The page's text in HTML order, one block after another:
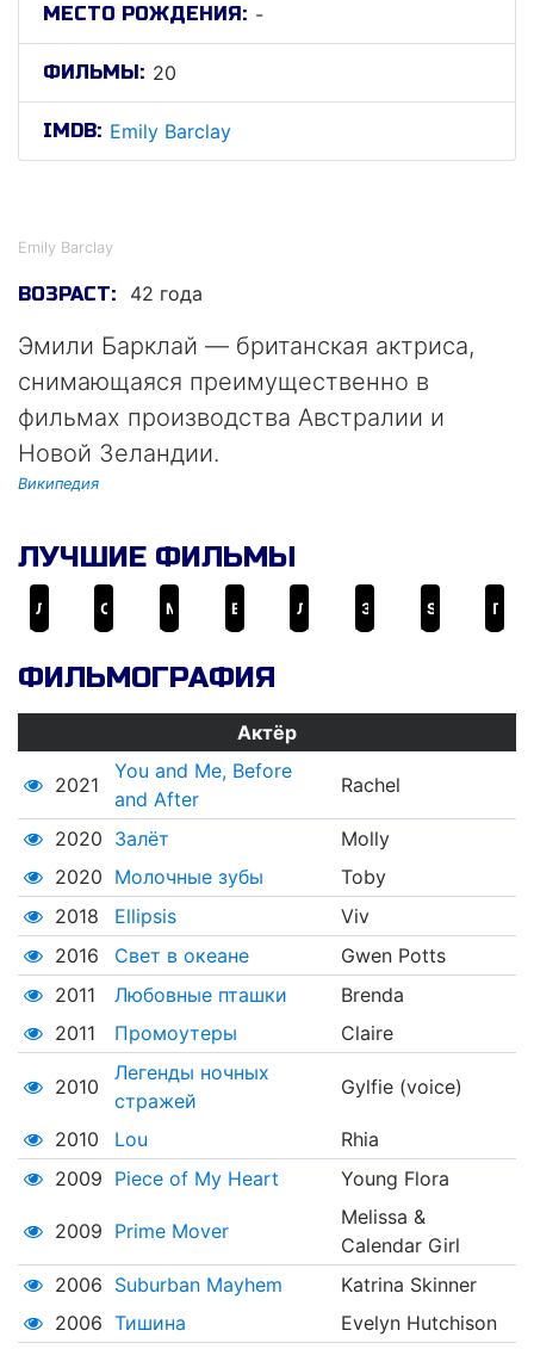
МЕСТО РОЖДЕНИЯ: -
ФИЛЬМЫ: 20
IMDB: Emily Barclay
Emily Barclay
ВОЗРАСТ: 42 года
Эмили Барклай — британская актриса,
снимающаяся преимущественно в
фильмах производства Австралии и
Новой Зеландии.
Википедия
ЛУЧШИЕ ФИЛЬМЫ
ФИЛЬМОГРАФИЯ
Актёр
2021
You and Me, Before
and After
Rachel
2020 Залёт
Molly
2020 Молочные зубы
Toby
2018
Ellipsis
Viv
2016
Свет в океане
Gwen Potts
2011
Любовные пташки
Brenda
2011
Промоутеры Claire
2010
Легенды ночных
стражей
Gylfie (voice)
2010 Lou
Rhia
2009 Piece of My Heart Young Flora
2009 Prime Mover
Melissa &
Calendar Girl
2006 Suburban Mayhem
Katrina Skinner
2006 Тишина Evelyn Hutchison